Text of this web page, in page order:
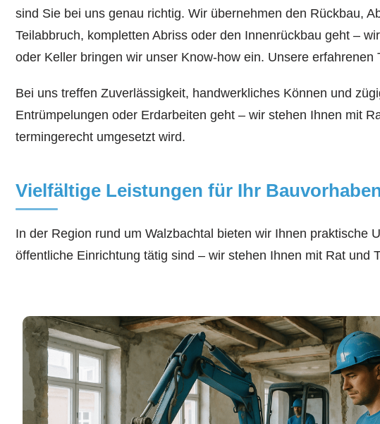
sind Sie bei uns genau richtig. Wir übernehmen den Rückbau,
Teilabbruch, kompletten Abriss oder den Innenrückbau geht –
oder Keller bringen wir unser Know-how ein. Unsere
Bei uns treffen Zuverlässigkeit, handwerkliches Können und
Entrümpelungen oder Erdarbeiten geht – wir stehen Ihnen mit
termingerecht umgesetzt wird.
Vielfältige Leistungen für Ihr
In der Region rund um Walzbachtal bieten wir Ihnen praktische
öffentliche Einrichtung tätig sind – wir stehen Ihnen mit Rat und